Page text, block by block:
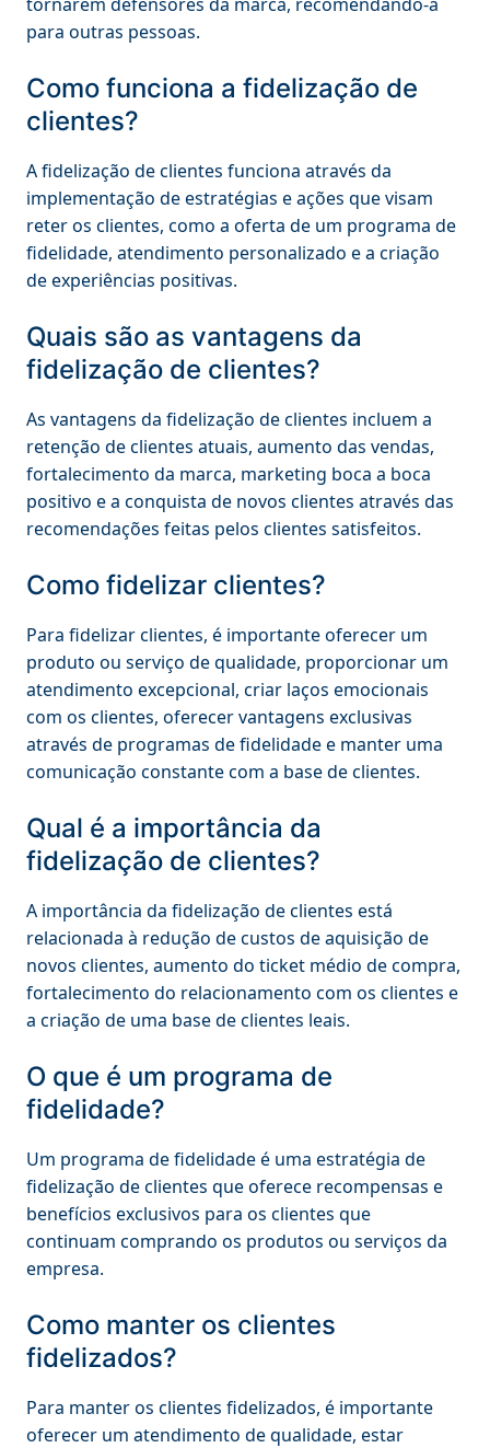
para outras pessoas.
Como funciona a fidelização de
clientes?
A fidelização de clientes funciona através da
implementação de estratégias e ações que visam
reter os clientes, como a oferta de um programa de
fidelidade, atendimento personalizado e a criação
de experiências positivas.
Quais são as vantagens da
fidelização de clientes?
As vantagens da fidelização de clientes incluem a
retenção de clientes atuais, aumento das vendas,
fortalecimento da marca, marketing boca a boca
positivo e a conquista de novos clientes através das
recomendações feitas pelos clientes satisfeitos.
Como fidelizar clientes?
Para fidelizar clientes, é importante oferecer um
produto ou serviço de qualidade, proporcionar um
atendimento excepcional, criar laços emocionais
com os clientes, oferecer vantagens exclusivas
através de programas de fidelidade e manter uma
comunicação constante com a base de clientes.
Qual é a importância da
fidelização de clientes?
A importância da fidelização de clientes está
relacionada à redução de custos de aquisição de
novos clientes, aumento do ticket médio de compra,
fortalecimento do relacionamento com os clientes e
a criação de uma base de clientes leais.
O que é um programa de
fidelidade?
Um programa de fidelidade é uma estratégia de
fidelização de clientes que oferece recompensas e
benefícios exclusivos para os clientes que
continuam comprando os produtos ou serviços da
empresa.
Como manter os clientes
fidelizados?
Para manter os clientes fidelizados, é importante
oferecer um atendimento de qualidade, estar